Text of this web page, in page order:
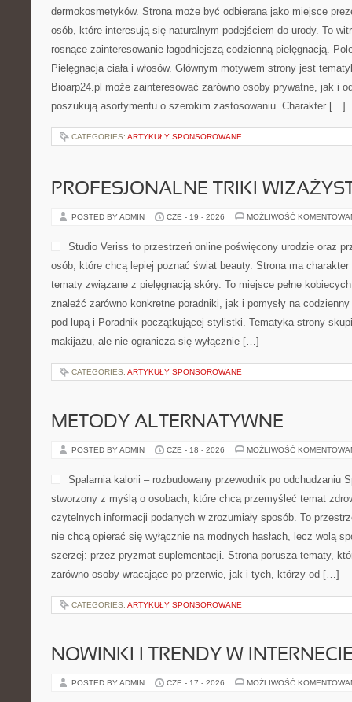
dermokosmetyków. Strona może być odbierana jako miejsce
osób, które interesują się naturalnym podejściem do urody. To
rosnące zainteresowanie łagodniejszą codzienną pielęgnacją.
Pielęgnacja ciała i włosów. Głównym motywem strony jest
Bioarp24.pl może zainteresować zarówno osoby prywatne, jak i
poszukują asortymentu o szerokim zastosowaniu. Charakter […]
CATEGORIES: ARTYKUŁY SPONSOROWANE
PROFESJONALNE TRIKI
POSTED BY ADMIN CZE - 19 - 2026 MOŻLIWOŚĆ
Studio Veriss to przestrzeń online poświęcony urodzie oraz
osób, które chcą lepiej poznać świat beauty. Strona ma
tematy związane z pielęgnacją skóry. To miejsce pełne
znaleźć zarówno konkretne poradniki, jak i pomysły na
pod lupą i Poradnik początkującej stylistki. Tematyka strony
makijażu, ale nie ogranicza się wyłącznie […]
CATEGORIES: ARTYKUŁY SPONSOROWANE
METODY ALTERNATYWNE
POSTED BY ADMIN CZE - 18 - 2026 MOŻLIWOŚĆ
Spalarnia kalorii – rozbudowany przewodnik po odchudzaniu
stworzony z myślą o osobach, które chcą przemyśleć temat
czytelnych informacji podanych w zrozumiały sposób. To
nie chcą opierać się wyłącznie na modnych hasłach, lecz wolą
szerzej: przez pryzmat suplementacji. Strona porusza tematy,
zarówno osoby wracające po przerwie, jak i tych, którzy od […]
CATEGORIES: ARTYKUŁY SPONSOROWANE
NOWINKI I TRENDY W
POSTED BY ADMIN CZE - 17 - 2026 MOŻLIWOŚĆ